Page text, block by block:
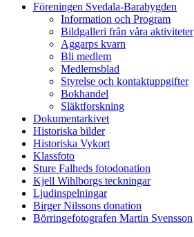
Föreningen Svedala-Barabygden
Information och Program
Bildgalleri från våra aktiviteter
Aggarps kvarn
Bli medlem
Medlemsblad
Styrelse och kontaktuppgifter
Bokhandel
Släktforskning
Dokumentarkivet
Historiska bilder
Historiska Vykort
Klassfoto
Sture Falheds fotodonation
Kjell Wihlborgs teckningar
Ljudinspelningar
Birger Nilssons donation
Börringefotografen Martin Svensson